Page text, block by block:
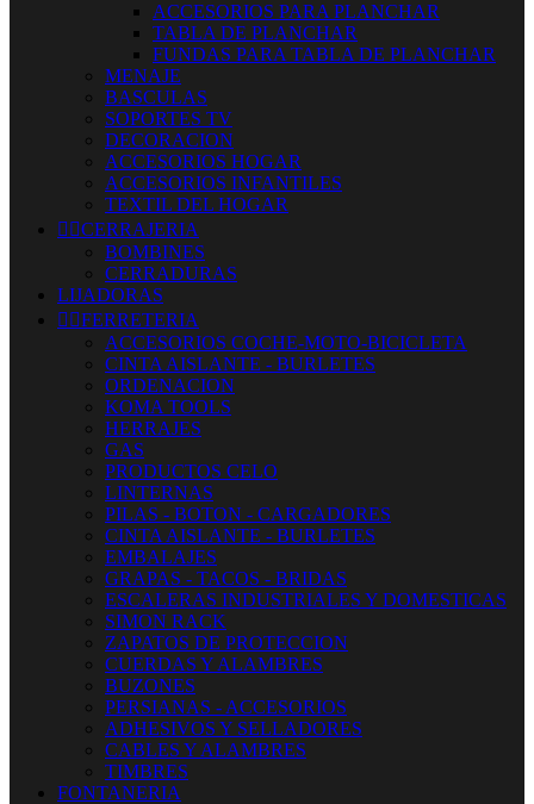
ACCESORIOS PARA PLANCHAR
TABLA DE PLANCHAR
FUNDAS PARA TABLA DE PLANCHAR
MENAJE
BASCULAS
SOPORTES TV
DECORACION
ACCESORIOS HOGAR
ACCESORIOS INFANTILES
TEXTIL DEL HOGAR
 CERRAJERIA
BOMBINES
CERRADURAS
LIJADORAS
 FERRETERIA
ACCESORIOS COCHE-MOTO-BICICLETA
CINTA AISLANTE - BURLETES
ORDENACION
KOMA TOOLS
HERRAJES
GAS
PRODUCTOS CELO
LINTERNAS
PILAS - BOTON - CARGADORES
CINTA AISLANTE - BURLETES
EMBALAJES
GRAPAS - TACOS - BRIDAS
ESCALERAS INDUSTRIALES Y DOMESTICAS
SIMON RACK
ZAPATOS DE PROTECCION
CUERDAS Y ALAMBRES
BUZONES
PERSIANAS - ACCESORIOS
ADHESIVOS Y SELLADORES
CABLES Y ALAMBRES
TIMBRES
FONTANERIA